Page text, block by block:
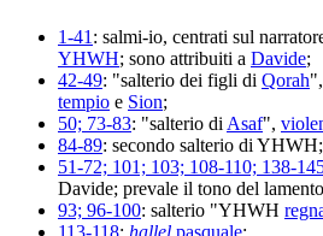
1-41 : salmi-io, centrati sul
YHWH; sono attribuiti a Davide;
42-49: "salterio dei figli di Qorah
tempio e Sion;
50; 73-83: "salterio di Asaf",
84-89: secondo salterio di YHWH;
51-72; 101; 103; 108-110; 138-
Davide; prevale il tono del
93; 96-100: salterio "YHWH
113-118: hallel pasquale;